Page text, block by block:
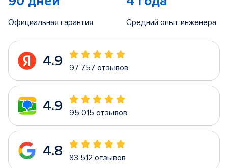
Официальная гарантия Средний опыт инженера
4.9 97 757 отзывов
4.9 95 015 отзывов
4.8 83 512 отзывов